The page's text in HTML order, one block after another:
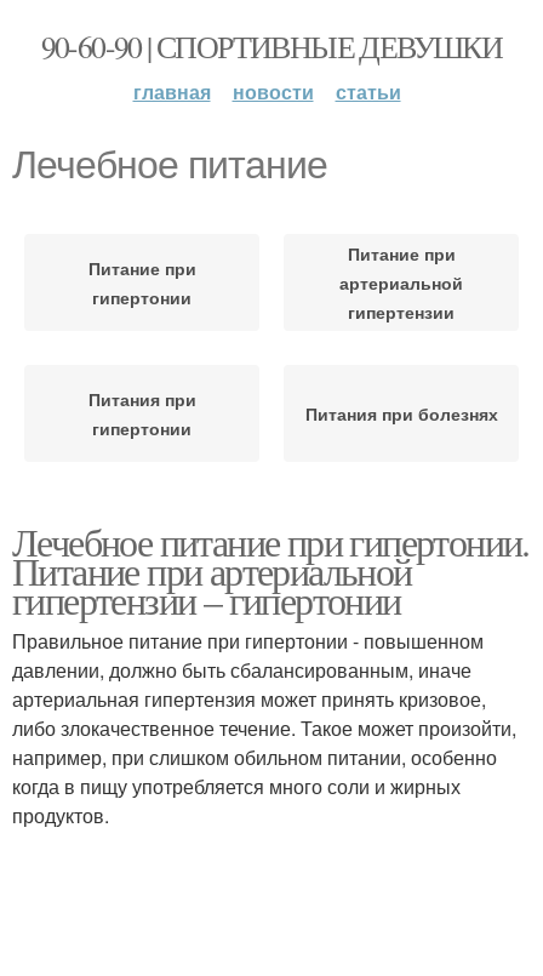
90-60-90 | СПОРТИВНЫЕ ДЕВУШКИ
главная новости статьи
Лечебное питание
Питание при
гипертонии
Питание при
артериальной
гипертензии
Питания при
гипертонии
Питания при болезнях
Лечебное питание при гипертонии.
Питание при артериальной
гипертензии – гипертонии
Правильное питание при гипертонии - повышенном
давлении, должно быть сбалансированным, иначе
артериальная гипертензия может принять кризовое,
либо злокачественное течение. Такое может произойти,
например, при слишком обильном питании, особенно
когда в пищу употребляется много соли и жирных
продуктов.